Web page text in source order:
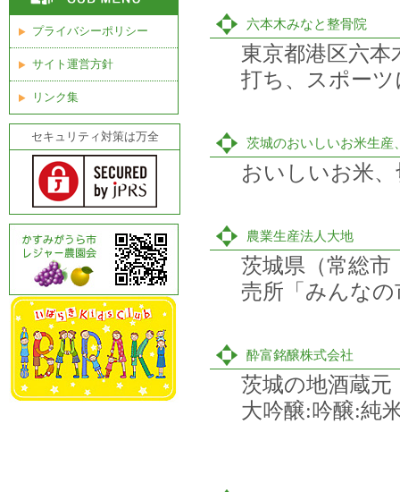
プライバシーポリシー
サイト運営方針
リンク集
セキュリティ対策は万全
六本木みなと整骨院
東京都港区六
打ち、スポー
茨城のおいしいお米生産
おいしいお米
農業生産法人大地
茨城県（常総
売所「みんな
酔富銘醸株式会社
茨城の地酒蔵
大吟醸:吟醸:純